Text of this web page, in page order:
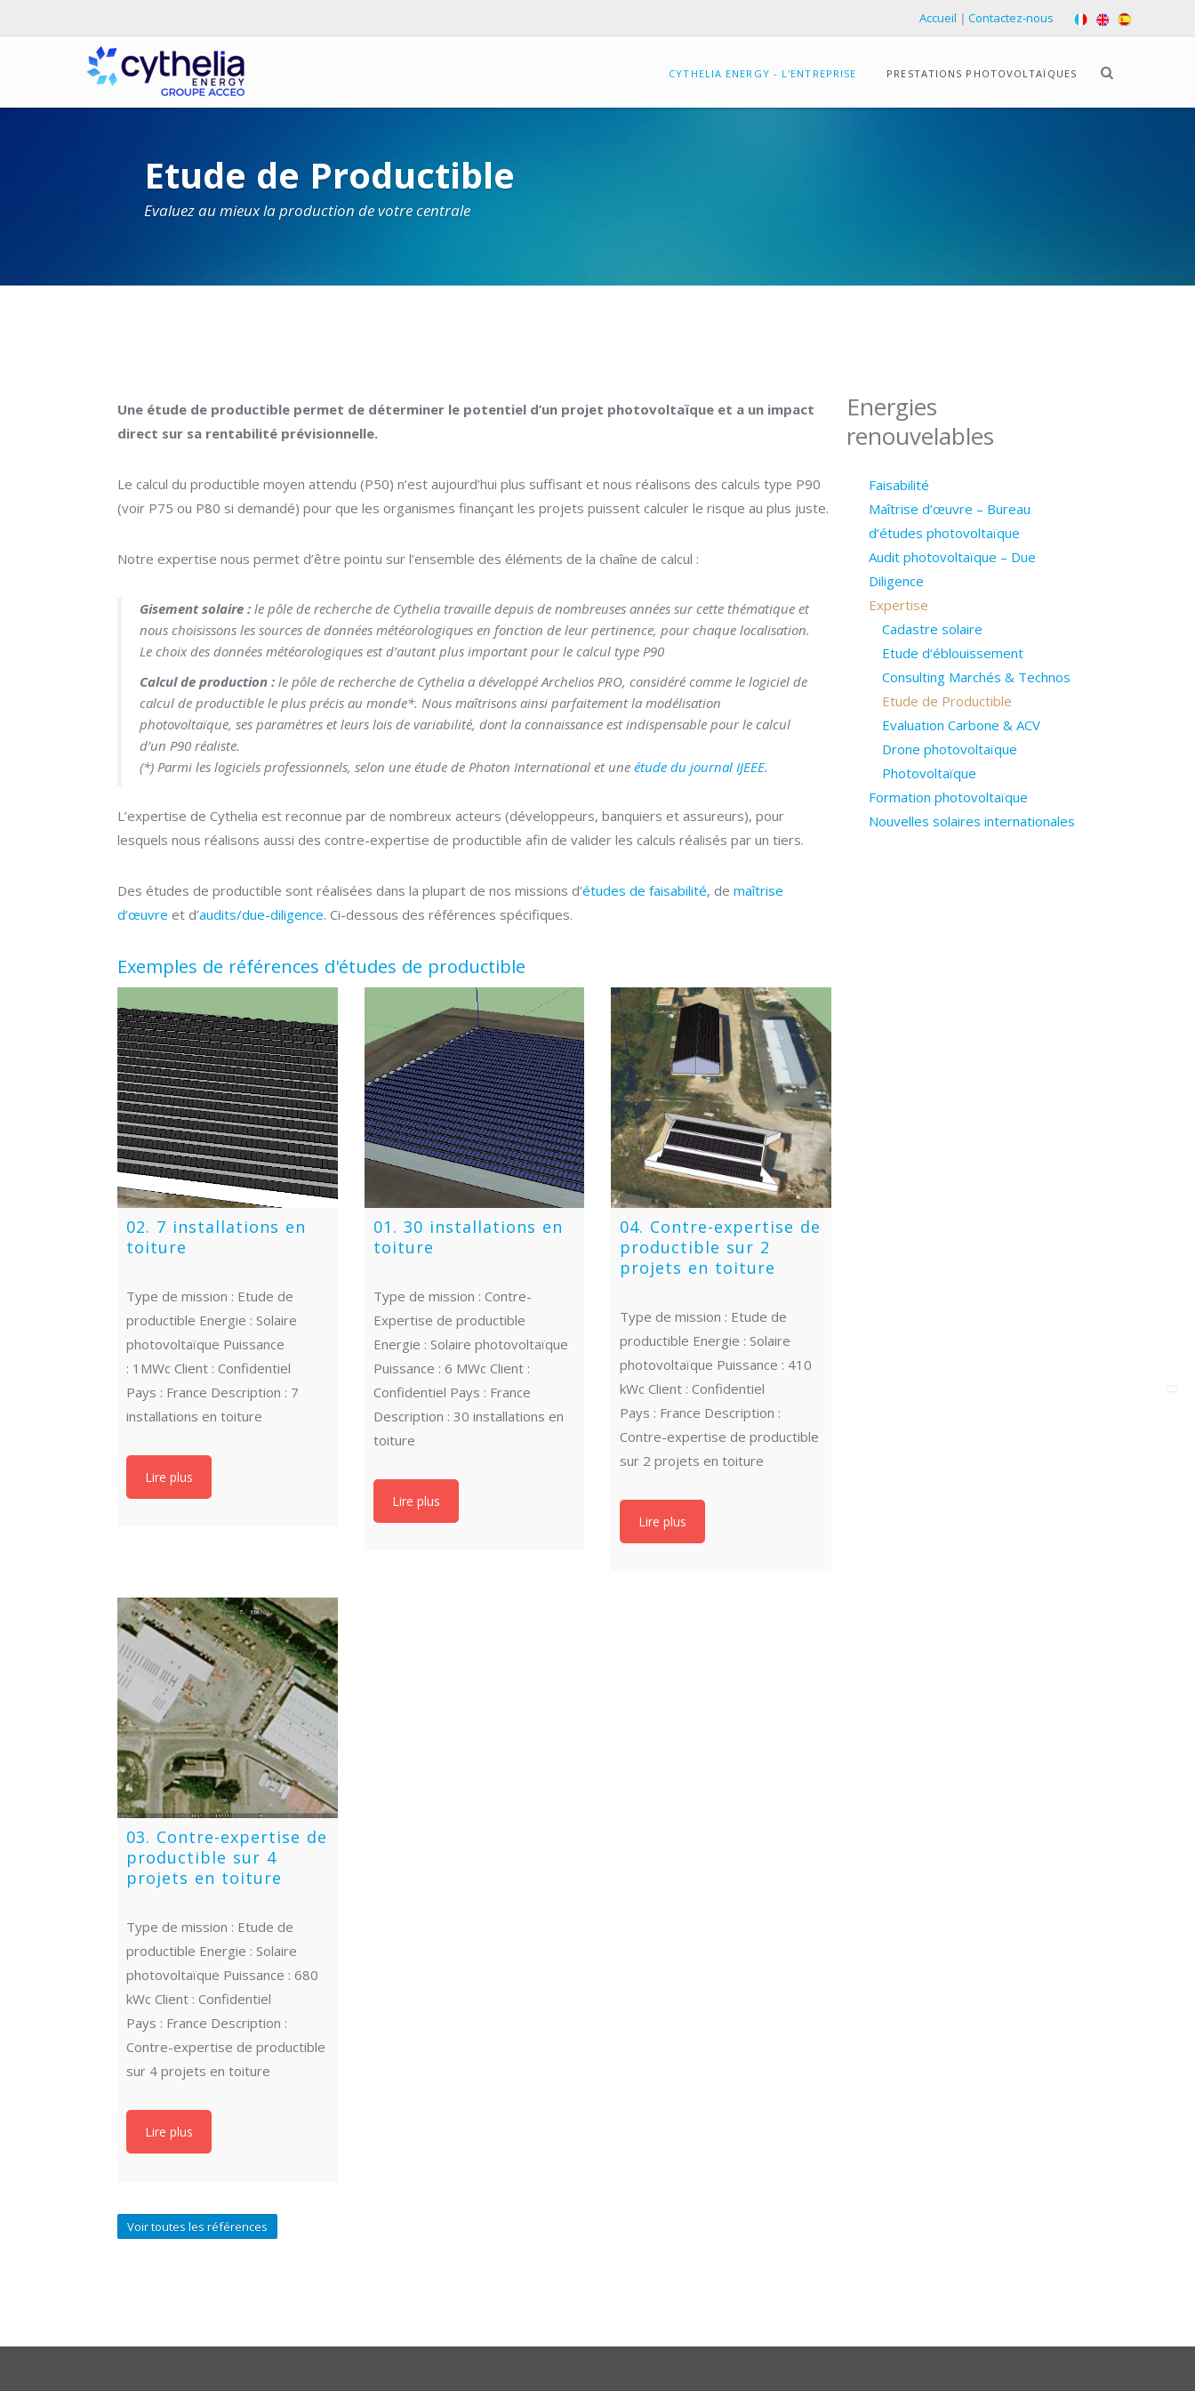
Accueil | Contactez-nous
CYTHELIA ENERGY - L'ENTREPRISE
RÉFÉRENCES
NOS
NOS
CONTACTEZ-
NOUS
PRESTATIONS PHOTOVOLTAÏQUES
Cadastre
d’éblouissement
Consulting
&
Etude
de
Productible
Photovoltaïque
Etude de Productible
Evaluez au mieux la production de votre centrale
Une étude de productible permet de déterminer le potentiel d’un projet photovoltaïque et a un impact
direct sur sa rentabilité prévisionnelle.
Le calcul du productible moyen attendu (P50) n’est aujourd’hui plus suffisant et nous réalisons des calculs type P90
(voir P75 ou P80 si demandé) pour que les organismes finançant les projets puissent calculer le risque au plus juste.
Notre expertise nous permet d’être pointu sur l’ensemble des éléments de la chaîne de calcul :
Gisement solaire : le pôle de recherche de Cythelia travaille depuis de nombreuses années sur cette thématique et
nous choisissons les sources de données météorologiques en fonction de leur pertinence, pour chaque localisation.
Le choix des données météorologiques est d’autant plus important pour le calcul type P90
Calcul de production : le pôle de recherche de Cythelia a développé Archelios PRO, considéré comme le logiciel de
calcul de productible le plus précis au monde*. Nous maîtrisons ainsi parfaitement la modélisation
photovoltaïque, ses paramètres et leurs lois de variabilité, dont la connaissance est indispensable pour le calcul
d’un P90 réaliste.
(*) Parmi les logiciels professionnels, selon une étude de Photon International et une étude du journal IJEEE.
L’expertise de Cythelia est reconnue par de nombreux acteurs (développeurs, banquiers et assureurs), pour
lesquels nous réalisons aussi des contre-expertise de productible afin de valider les calculs réalisés par un tiers.
Des études de productible sont réalisées dans la plupart de nos missions d’études de faisabilité, de maîtrise
d’œuvre et d’audits/due-diligence. Ci-dessous des références spécifiques.
Exemples de références d'études de productible
02. 7 installations en
toiture
Type de mission : Etude de
productible Energie : Solaire
photovoltaïque Puissance
: 1MWc Client : Confidentiel
Pays : France Description : 7
installations en toiture
Lire plus
01. 30 installations en
toiture
Type de mission : Contre-
Expertise de productible
Energie : Solaire photovoltaïque
Puissance : 6 MWc Client :
Confidentiel Pays : France
Description : 30 installations en
toiture
Lire plus
04. Contre-expertise de
productible sur 2
projets en toiture
Type de mission : Etude de
productible Energie : Solaire
photovoltaïque Puissance : 410
kWc Client : Confidentiel
Pays : France Description :
Contre-expertise de productible
sur 2 projets en toiture
Lire plus
03. Contre-expertise de
productible sur 4
projets en toiture
Type de mission : Etude de
productible Energie : Solaire
photovoltaïque Puissance : 680
kWc Client : Confidentiel
Pays : France Description :
Contre-expertise de productible
sur 4 projets en toiture
Lire plus
Voir toutes les références
Energies
renouvelables
Faisabilité
Maîtrise d’œuvre – Bureau
d’études photovoltaïque
Audit photovoltaïque – Due
Diligence
Expertise
Cadastre solaire
Etude d’éblouissement
Consulting Marchés & Technos
Etude de Productible
Evaluation Carbone & ACV
Drone photovoltaïque
Photovoltaïque
Formation photovoltaïque
Nouvelles solaires internationales